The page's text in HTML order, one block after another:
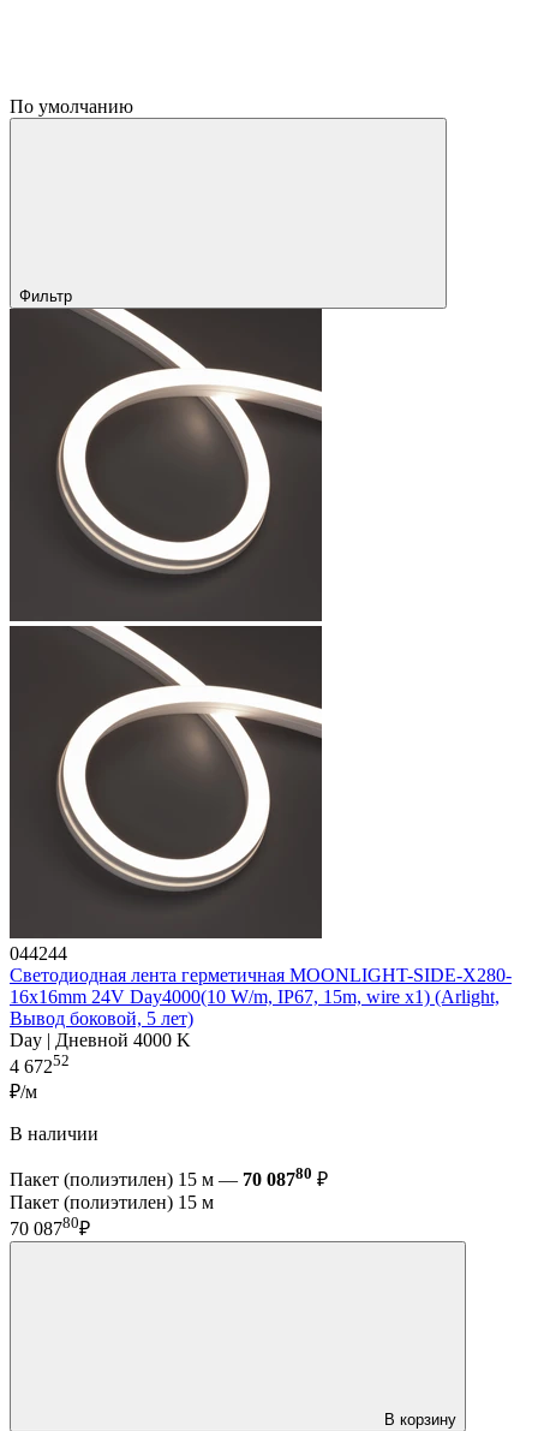
По умолчанию
Фильтр
044244
Светодиодная лента герметичная MOONLIGHT-SIDE-X280-
16x16mm 24V Day4000(10 W/m, IP67, 15m, wire x1) (Arlight,
Вывод боковой, 5 лет)
Day | Дневной 4000 K
4 67252
₽/м
В наличии
Пакет (полиэтилен) 15 м — 70 08780 ₽
Пакет (полиэтилен) 15 м
70 08780₽
В корзину